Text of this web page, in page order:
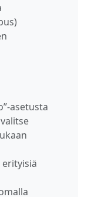
erityisiä